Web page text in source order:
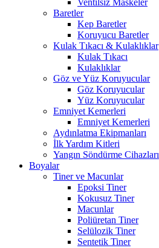
Ventilsiz Maskeler
Baretler
Kep Baretler
Koruyucu Baretler
Kulak Tıkacı & Kulaklıklar
Kulak Tıkacı
Kulaklıklar
Göz ve Yüz Koruyucular
Göz Koruyucular
Yüz Koruyucular
Emniyet Kemerleri
Emniyet Kemerleri
Aydınlatma Ekipmanları
İlk Yardım Kitleri
Yangın Söndürme Cihazları
Boyalar
Tiner ve Macunlar
Epoksi Tiner
Kokusuz Tiner
Macunlar
Poliüretan Tiner
Selülozik Tiner
Sentetik Tiner